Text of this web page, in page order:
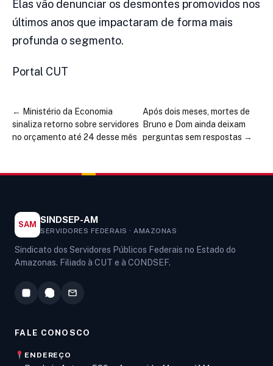
Elas vão denunciar os desmontes promovidos nos
últimos anos que impactaram de forma mais
profunda o segmento.
Portal CUT
← Ministério da Economia
sinaliza retorno sobre servidores
no orçamento até 24 desse mês
Após dois meses, mortes de
Bruno e Dom ainda deixam
perguntas sem respostas →
SAM SINDSEP-AM
SERVIDORES FEDERAIS · AMAZONAS
Sindicato dos Servidores Públicos Federais no Estado do
Amazonas. Filiado à CUT e à CONDSEF.
FALE CONOSCO
ENDEREÇO